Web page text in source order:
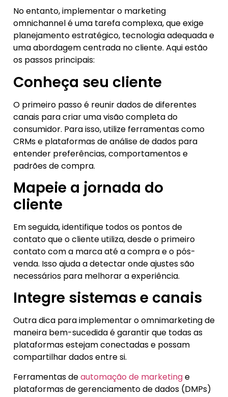
No entanto, implementar o marketing
omnichannel é uma tarefa complexa, que exige
planejamento estratégico, tecnologia adequada e
uma abordagem centrada no cliente. Aqui estão
os passos principais:
Conheça seu cliente
O primeiro passo é reunir dados de diferentes
canais para criar uma visão completa do
consumidor. Para isso, utilize ferramentas como
CRMs e plataformas de análise de dados para
entender preferências, comportamentos e
padrões de compra.
Mapeie a jornada do
cliente
Em seguida, identifique todos os pontos de
contato que o cliente utiliza, desde o primeiro
contato com a marca até a compra e o pós-
venda. Isso ajuda a detectar onde ajustes são
necessários para melhorar a experiência.
Integre sistemas e canais
Outra dica para implementar o omnimarketing de
maneira bem-sucedida é garantir que todas as
plataformas estejam conectadas e possam
compartilhar dados entre si.
Ferramentas deautomação de marketinge
plataformas de gerenciamento de dados (DMPs)